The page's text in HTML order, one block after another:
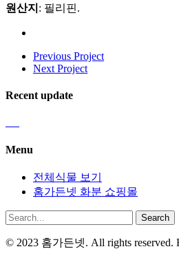
원산지 : 필리핀.
Previous Project
Next Project
Recent update
Menu
전체식물 보기
홈가든넷 화분 쇼핑몰
Search
© 2023 홈가든넷. All rights